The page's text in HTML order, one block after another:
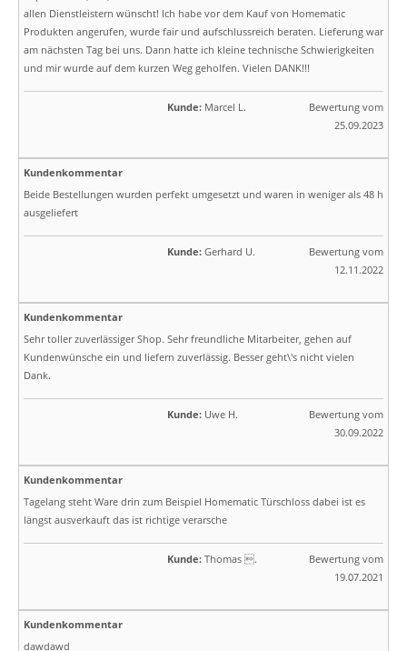
allen Dienstleistern wünscht! Ich habe vor dem Kauf von Homematic
Produkten angerufen, wurde fair und aufschlussreich beraten. Lieferung war
am nächsten Tag bei uns. Dann hatte ich kleine technische Schwierigkeiten
und mir wurde auf dem kurzen Weg geholfen. Vielen DANK!!!
Kunde: Marcel L.
Bewertung vom
25.09.2023
Kundenkommentar
Beide Bestellungen wurden perfekt umgesetzt und waren in weniger als 48 h
ausgeliefert
Kunde: Gerhard U.
Bewertung vom
12.11.2022
Kundenkommentar
Sehr toller zuverlässiger Shop. Sehr freundliche Mitarbeiter, gehen auf
Kundenwünsche ein und liefern zuverlässig. Besser geht\'s nicht vielen
Dank.
Kunde: Uwe H.
Bewertung vom
30.09.2022
Kundenkommentar
Tagelang steht Ware drin zum Beispiel Homematic Türschloss dabei ist es
längst ausverkauft das ist richtige verarsche
Kunde: Thomas .
Bewertung vom
19.07.2021
Kundenkommentar
dawdawd